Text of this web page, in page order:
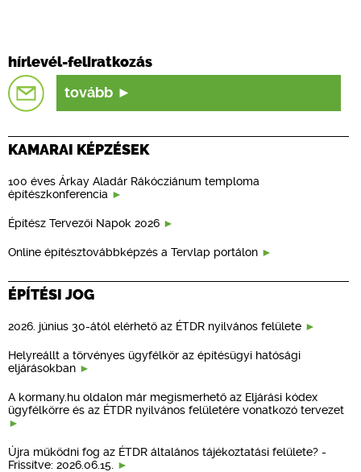
hírlevél-feliratkozás
tovább
KAMARAI KÉPZÉSEK
100 éves Árkay Aladár Rákócziánum temploma
építészkonferencia
Építész Tervezői Napok 2026
Online építésztovábbképzés a Tervlap portálon
ÉPÍTÉSI JOG
2026. június 30-ától elérhető az ÉTDR nyilvános felülete
Helyreállt a törvényes ügyfélkör az építésügyi hatósági
eljárásokban
A kormany.hu oldalon már megismerhető az Eljárási kódex
ügyfélkörre és az ÉTDR nyilvános felületére vonatkozó tervezet
Újra működni fog az ÉTDR általános tájékoztatási felülete? -
Frissítve: 2026.06.15.